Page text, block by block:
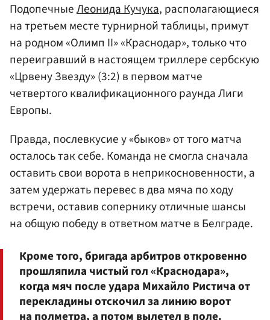
ПодопечныеЛеонида Кучука, располагающиеся
на третьем месте турнирной таблицы, примут
на родном «Олимп II» «Краснодар», только что
переигравший в настоящем триллере сербскую
«Црвену Звезду» (3:2) в первом матче
четвертого квалификационного раунда Лиги
Европы.
Правда, послевкусие у «быков» от того матча
осталось так себе. Команда не смогла сначала
оставить свои ворота в неприкосновенности, а
затем удержать перевес в два мяча по ходу
встречи, оставив сопернику отличные шансы
на общую победу в ответном матче в Белграде.
Кроме того, бригада арбитров откровенно
прошляпила чистый гол «Краснодара»,
когда мяч после удара Михайло Ристича от
перекладины отскочил за линию ворот
на полметра, а потом вылетел в поле.